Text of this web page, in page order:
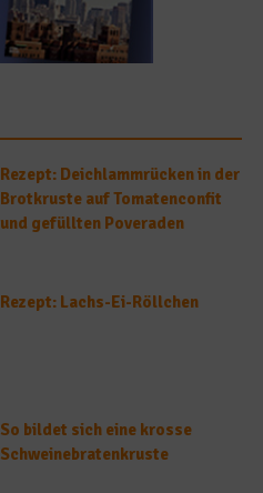
Rezept: Deichlammrücken in der
Brotkruste auf Tomatenconfit
und gefüllten Poveraden
Rezept: Lachs-Ei-Röllchen
So bildet sich eine krosse
Schweinebratenkruste